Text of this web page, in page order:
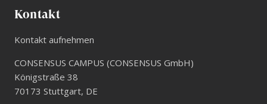
Kontakt
Kontakt aufnehmen
CONSENSUS CAMPUS (CONSENSUS GmbH)
Königstraße 38
70173 Stuttgart, DE